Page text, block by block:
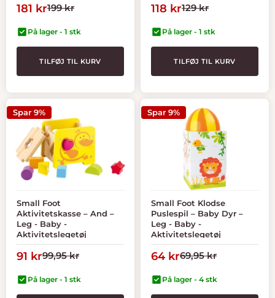
Tilbudspris
181 krNormal
199 kr
På lager - 1 stk
TILFØJ TIL KURV
Tilbudspris
118 krNormal
129 kr
På lager - 1 stk
TILFØJ TIL KURV
Spar 9%
Small Foot
Aktivitetskasse – And –
Leg - Baby -
Aktivitetslegetøj
Tilbudspris
91 krNormal
pris
99,95 kr
På lager - 1 stk
Spar 9%
Small Foot Klodse
Puslespil – Baby Dyr –
Leg - Baby -
Aktivitetslegetøj
Tilbudspris
64 krNormal
pris
69,95 kr
På lager - 4 stk